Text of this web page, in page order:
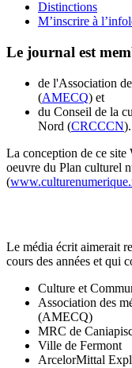
Distinctions
M’inscrire à
Le journal est
de l'Association
(AMECQ) et
du Conseil de la
Nord (CRCCCN).
La conception de ce site
oeuvre du Plan culturel
(
Le média écrit aimerait
cours des années et qui
Culture et
Association des
(AMECQ)
MRC de
Ville de Fermont
ArcelorMittal